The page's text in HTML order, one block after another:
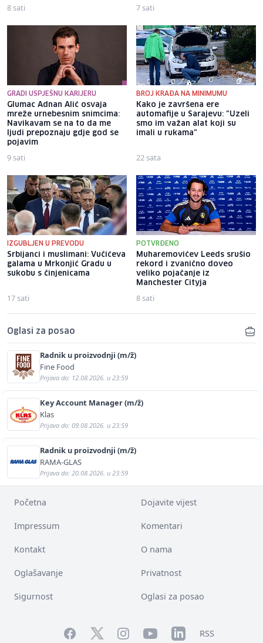
8 sati 7 sati
GRADI USPJEŠNU KARIJERU
Glumac Adnan Alić osvaja
mreže urnebesnim snimcima:
Navikavam se na to da me
ljudi prepoznaju gdje god se
pojavim
9 sati
BROJ KRAĐA NA MINIMUMU
Kako je završena ere
automafije u Sarajevu: "Uzeli
smo im važan alat koji su
imali u rukama"
22 sata
IZGUBLJEN U PREVODU
Srbijanci i muslimani: Vučićeva
galama u Mrkonjić Gradu u
sukobu s činjenicama
17 sati
POTVRĐENO
Muharemovićev Leeds srušio
rekord i zvanično doveo
veliko pojačanje iz
Manchester Cityja
8 sati
Oglasi za posao
Radnik u proizvodnji (m/ž)
Fine Food
Prijava do: 12.08.2026. u 23:59
Key Account Manager (m/ž)
Klas
Prijava do: 09.08.2026. u 23:59
Radnik u proizvodnji (m/ž)
RAMA-GLAS
Prijava do: 20.08.2026. u 23:59
Početna Dojavite vijest
Impressum Komentari
Kontakt O nama
Oglašavanje Privatnost
Sigurnost Oglasi za posao
FacebookTwitterInstagramYouTubeLinkedInRSS